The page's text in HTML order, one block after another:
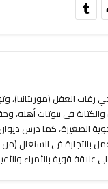
العقل (موريتانيا)،
في بيوتات أهله،
الصغيرة، كما درس
علاقة قوية بالأمراء